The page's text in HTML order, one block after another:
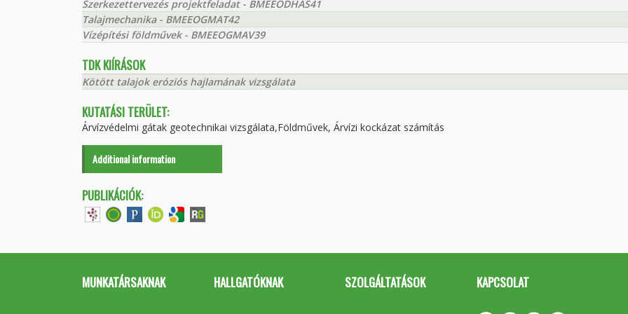
Szerkezettervezés projektfeladat - BMEEODHAS41
Talajmechanika - BMEEOGMAT42
Vízépítési földművek - BMEEOGMAV39
TDK KIÍRÁSOK
Kötött talajok eróziós hajlamának vizsgálata
KUTATÁSI TERÜLET:
Árvízvédelmi gátak geotechnikai vizsgálata,Földművek, Árvízi kockázat számítás
Additional information
PUBLIKÁCIÓK:
MUNKATÁRSAKNAK HALLGATÓKNAK SZOLGÁLTATÁSOK KAPCSOLAT